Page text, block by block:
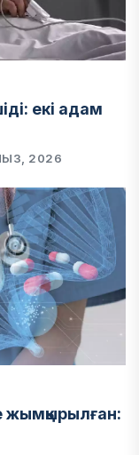
екі адам
2026
жымқырылған: